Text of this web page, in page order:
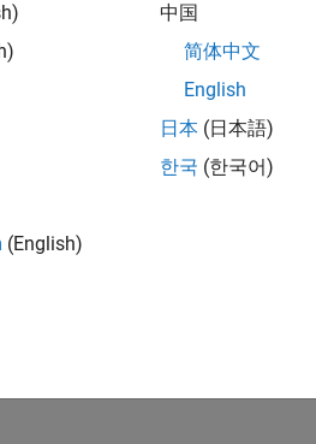
(English)
中国
简体中文
English
日本 (日本語)
한국 (한국어)